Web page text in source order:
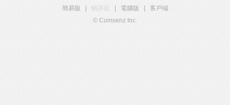
簡易版
觸屏版 電腦版
客戶端
© Comsenz Inc.